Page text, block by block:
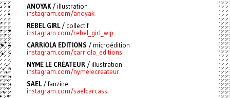
ANOYAK/ illustration
instagram.com/anoyak
REBEL GIRL/ collectif
instagram.com/rebel_girl_wip
CARRIOLA EDITIONS / microédition
instagram.com/carriola_editions
NYMÉ LE CRÉATEUR/ illustration
instagram.com/nymelecreateur
SAEL/ fanzine
instagram.com/saelcarcass